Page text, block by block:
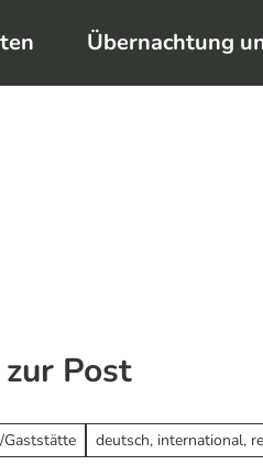
Übernachtung
Post
Gaststätte deutsch, international,